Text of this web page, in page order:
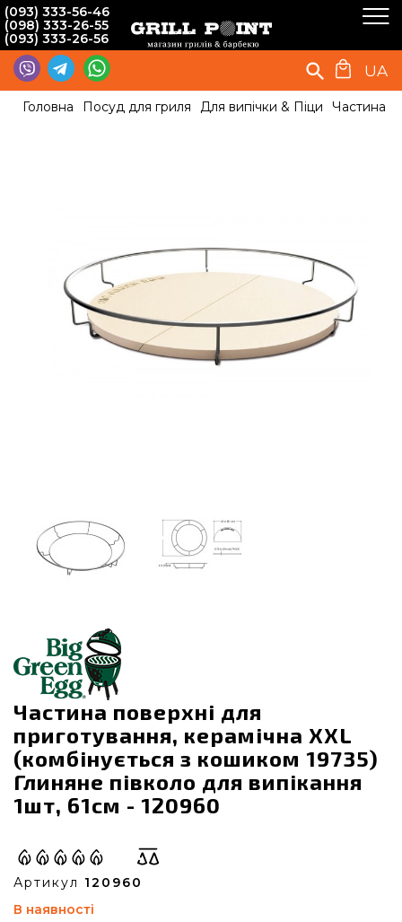
(093) 333-56-46
(098) 333-26-55
(093) 333-26-56
UA
Головна Посуд для гриля Для випічки & Піци Частина
Частина поверхні для
приготування, керамічна XXL
(комбінується з кошиком 19735)
Глиняне півколо для випікання
1шт, 61см - 120960
Артикул 120960
В наявності